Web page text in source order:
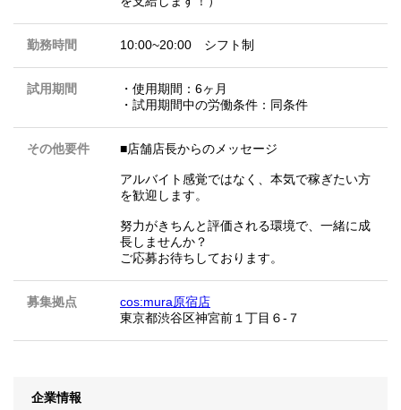
勤務時間 10:00~20:00 シフト制
試用期間
・使用期間：6ヶ月
・試用期間中の労働条件：同条件
その他要件 ■店舗店長からのメッセージ
アルバイト感覚ではなく、本気で稼ぎたい方
を歓迎します。
努力がきちんと評価される環境で、一緒に成
長しませんか？
ご応募お待ちしております。
募集拠点
cos:mura原宿店
東京都渋谷区神宮前１丁目６-７
企業情報